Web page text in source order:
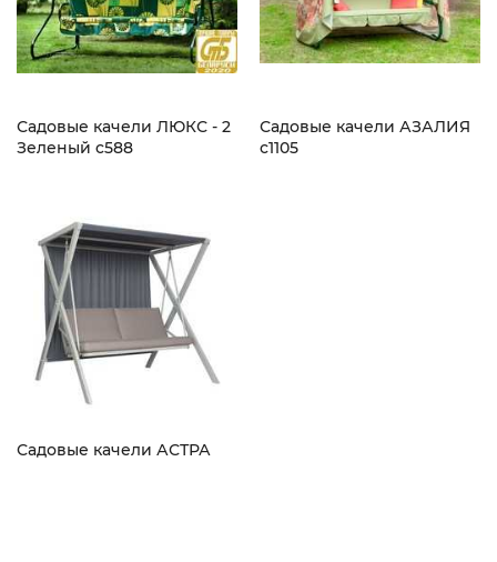
Садовые качели ЛЮКС - 2
Зеленый c588
Садовые качели АЗАЛИЯ
с1105
Садовые качели АСТРА